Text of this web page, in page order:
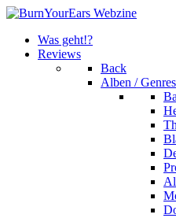
Was geht!?
Reviews
Back
Alben / Genres